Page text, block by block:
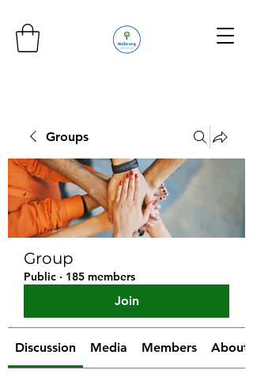
Groups
Group
Public · 185 members
Join
Discussion Media Members About